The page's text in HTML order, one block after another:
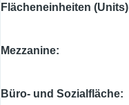
Flächeneinheiten (Units)
Mezzanine
Büro- und Sozialfläche